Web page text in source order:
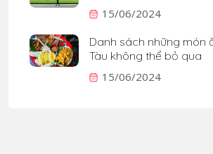
15/06/2024
Danh sách những món
Tàu không thể bỏ qua
15/06/2024